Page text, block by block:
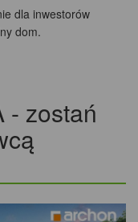
dla inwestorów
dom.
- zostań